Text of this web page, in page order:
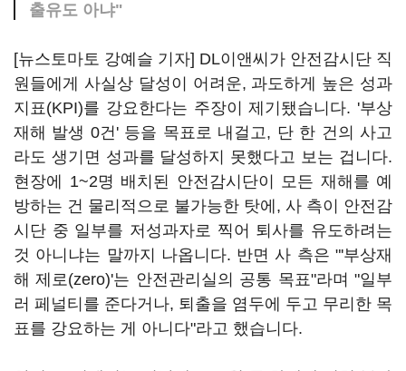
출유도 아냐"
[뉴스토마토 강예슬 기자] DL이앤씨가 안전감시단 직
원들에게 사실상 달성이 어려운, 과도하게 높은 성과
지표(KPI)를 강요한다는 주장이 제기됐습니다. '부상
재해 발생 0건' 등을 목표로 내걸고, 단 한 건의 사고
라도 생기면 성과를 달성하지 못했다고 보는 겁니다.
현장에 1~2명 배치된 안전감시단이 모든 재해를 예
방하는 건 물리적으로 불가능한 탓에, 사 측이 안전감
시단 중 일부를 저성과자로 찍어 퇴사를 유도하려는
것 아니냐는 말까지 나옵니다. 반면 사 측은 "'부상재
해 제로(zero)'는 안전관리실의 공통 목표"라며 "일부
러 페널티를 준다거나, 퇴출을 염두에 두고 무리한 목
표를 강요하는 게 아니다"라고 했습니다.